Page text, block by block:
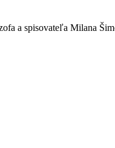
a spisovateľa Milana